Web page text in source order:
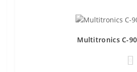
Multitronics C-